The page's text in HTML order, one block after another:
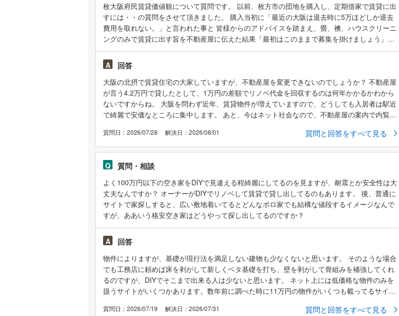
枚大阪府民賃貸価値観について質問です。 以前、枚方市の団地を購入し、定期借家で賃貸に出
すには・・の質問をさせて頂きました。 購入当初に「最近の大阪は退去時に5万ほどしか退去
費用を取れない。」と言われた事と 皆様からのアドバイスを踏まえ、畳、襖、ハウスクリーニ
ングのみで賃貸に出す旨を不動産屋に伝えた結果「最初はこのままで募集を掛けましょう」と
言われ4月から募集を掛けております。 最近不動産屋から「内見案内は多いが契約に至らな
い。理由は汚いとの事なので、リノベしましょう」と80万円の見積もりが来ました為「であれ
ば、当初私がお伝えしていた通り、先に畳、襖、ハウスクリーニングをやりましょう」と伝え
るとまた「ではこのままで」と言われました。 正直、5階建エレベーター無しの団地の2階で
36,000円の物件に「汚い」と言われる事にビックリしておりますし、何故私の意向が通らない
のかもわかりません。 「最近の大阪人は綺麗にして貸さないと入居後にクレームが来る。でも
退去時には払わない。あまり詰めると直ぐに不動産協会に駆け込む」と言われます。 ・・・ヤ
濯機置き場がありません。 その為団地の他の部屋同様洗面、浴室スペースに無理に置いてま
す。 ＊フルリノベして洗濯機置き場を作っている部屋もありますが リノベし、バッチリ綺麗に
すれば逆にこの洗濯スペースの使い勝手が悪いところが目に付き、次は洗濯機置き場の不便さ
を指摘され、結果フルリノベする事になるのでは？！と言う事です。 不動産屋はリノベすれば
42,000円ほどで貸せると言いますが、私としてはリノベせず、32,000程までの値下げも考えて
おりますが、不動産屋はそれも受け入れてくれません。 本当に最近の大阪府民は低価格は物件
でも細かな古さも許せず、退去費用もごねて払わず、、な傾向にあるのでしょうか？ それとも
不動産屋が低価格な部屋を対応するのが嫌なのでしょうか？ 私は石垣に移住した東京人なので
A 回答
大阪の北摂で賃貸住宅の大家していますが、不動産屋を変更できないのでしょうか？ 不動産屋
が言う4.2万円で貸したとして、1万円の差額でリノベ代金を回収するのは何年かかるかわから
ないですからね。 大阪を問わず近年、賃貸物件が増えていますので、どうしても入居者は駅近
で綺麗で安価なところに集中します。 あと、今はネット社会なので、不動産屋の案内で内覧せ
質問日：2026/07/28 解決日：2026/08/01 質問と回答をすべて見る
Q 質問・相談
よく100万円以下の空き家をDIYで見違える程綺麗にしてるのを見ますが、耐震とか安全性は大
丈夫なんですか？ オーナーがDIYでリノベして賃貸で貸し出してるのもあります。 後、普通に
サイトで家探しすると、広い敷地着いてるとどんなボロ家でも結構な値段するイメージなんで
すが、ああいう格安空き家はどうやって探し出してるのですか？
A 回答
物件によりますが、基礎が現行法を満足しない建物も少なくないと思います。 そのような場合
でも工務店に頼めば床を剥がして新しくベタ基礎を打ち、壁を剥がして骨組みを補強してくれ
るのですが、DIYでそこまで出来る人は少ないと思います。 ネット上には低価格な物件のみを
扱うサイトがいくつかあります。数年前に調べた時に11万円の物件がいくつも載ってるサイト
質問日：2026/07/19 解決日：2026/07/31 質問と回答をすべて見る